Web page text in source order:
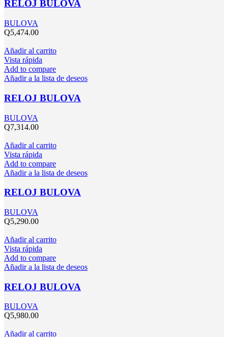
RELOJ BULOVA
BULOVA
Q5,474.00
Añadir al carrito
Vista rápida
Add to compare
Añadir a la lista de deseos
RELOJ BULOVA
BULOVA
Q7,314.00
Añadir al carrito
Vista rápida
Add to compare
Añadir a la lista de deseos
RELOJ BULOVA
BULOVA
Q5,290.00
Añadir al carrito
Vista rápida
Add to compare
Añadir a la lista de deseos
RELOJ BULOVA
BULOVA
Q5,980.00
Añadir al carrito